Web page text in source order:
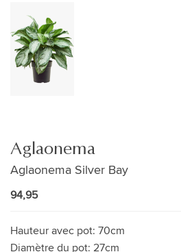
Aglaonema
Aglaonema Silver Bay
94,95
Hauteur avec pot: 70cm
Diamètre du pot: 27cm